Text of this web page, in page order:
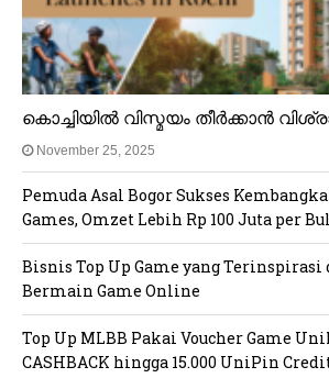
കൊച്ചിയിൽ വിസ്മയം തീർക്കാൻ
November 25, 2025
Pemuda Asal Bogor Sukses
Games, Omzet Lebih Rp 100 Juta per
Bisnis Top Up Game yang Terinspirasi
Bermain Game Online
Top Up MLBB Pakai Voucher Game
CASHBACK hingga 15.000 UniPin